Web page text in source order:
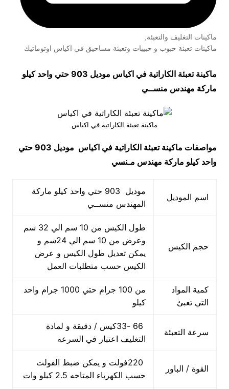
ماكينات التغليف والتعبئة,
ماكينات تعبئة حبوب و حبيبات وتعبئة مساحيق في اكياس اوتوماتيك
ماكينة تعبئة الكاراتية في اكياس موديل 903 حتي واحد كيلو
ماركة مهندس منســي
ماكينة تعبئة الكاراتية في اكياس
مواصفات ماكينة تعبئة الكاراتية في اكياس
موديل 903 حتي
واحد كيلو ماركة مهندس مـنسي
اسم الموديل
موديل 903 حتي واحد كيلو ماركة
المهندس منســي
حجم الكيس
طول الكيس من 10 سم الي 32 سم
وعرض من 10 سم الي 24سم و
يمكن تعديل طول الكيس و عرض
الكيس حسب متطلبات العمل
كمية المواد
التي تعبئ
من 100 جرام حتي 1000 جرام واحد
كيلو
سرعة التعبئة
66 -33كيس / دقيقة و لمادة
التغليف اعتبار في السرعه
القوة / الباور
220فولت و يمكن ضبط الفولت
حسب الكهرباء المتاحه 2.5 كيلو وات